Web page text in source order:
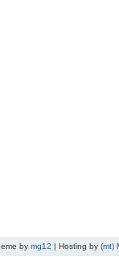
by mg12 | Hosting by (mt)